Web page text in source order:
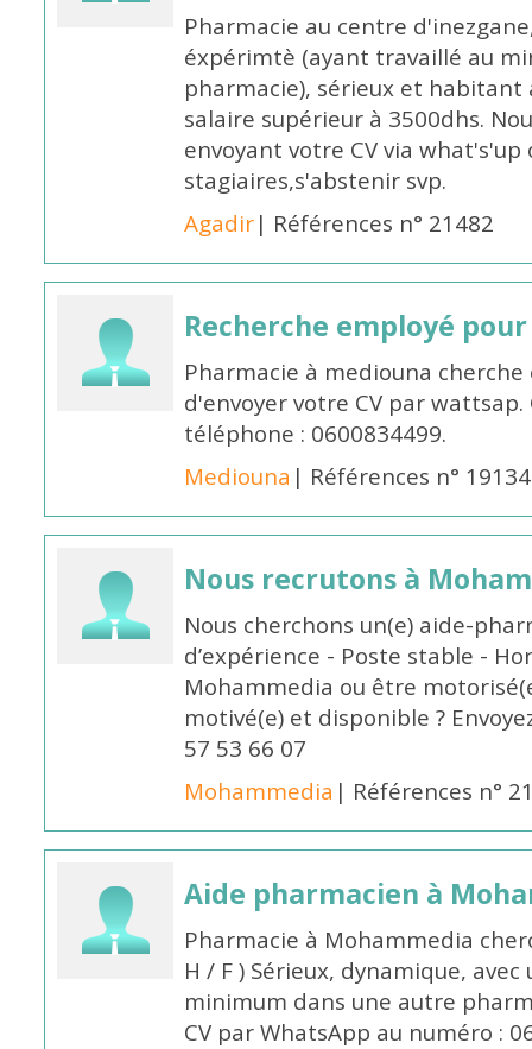
Pharmacie au centre
éxpérimtè (ayant travaillé au
pharmacie), sérieux et habitant
salaire supérieur à 3500dhs.
envoyant votre CV via
stagiaires,s'abstenir svp.
Agadir| Références n° 21482
Recherche employé
Pharmacie à mediouna
d'envoyer votre CV par
téléphone : 0600834499.
Mediouna | Références n° 19134
Nous recrutons à
Nous cherchons un(e) aide-
d’expérience - Poste stable -
Mohammedia ou être
motivé(e) et disponible ?
57 53 66 07
Mohammedia | Références n°
Aide pharmacien à
Pharmacie à Mohammedia
H / F ) Sérieux, dynamique,
minimum dans une autre
CV par WhatsApp au numéro :